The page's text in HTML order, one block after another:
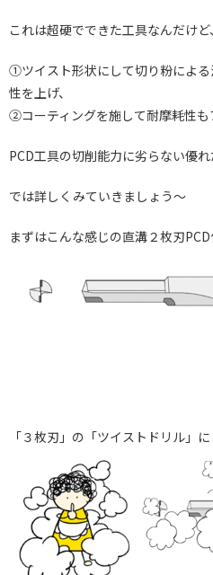
これは超硬でできた工具なんだけど、
①ツイスト形状にして切り粉によ
性を上げ、
②コーティングを施して耐摩耗性も
PCD工具の切削能力に劣らない優れ
では詳しくみていきましょう～
まずはこんな感じの直溝２枚刃
「３枚刃」の「ツイストドリル」に